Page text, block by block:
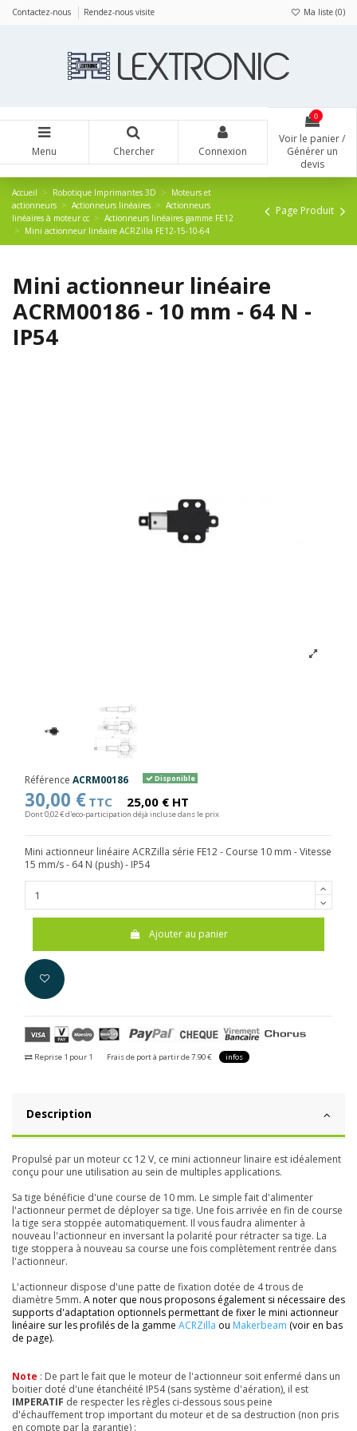
Contactez-nous Rendez-nous visite Ma liste (0)
Menu Chercher Connexion
0
Voir le panier /
Générer un
devis
Accueil Robotique Imprimantes 3D
Moteurs et
actionneurs
Actionneurs linéaires
Actionneurs
linéaires à moteur cc
Actionneurs linéaires gamme FE12
Mini actionneur linéaire ACRZilla FE12-15-10-64
Page Produit
Mini actionneur linéaire
ACRM00186 - 10 mm - 64 N -
IP54
Référence ACRM00186 Disponible
30,00 € TTC 25,00 € HT
Dont 0,02 € d'eco-participation déjà incluse dans le prix
Mini actionneur linéaire ACRZilla série FE12 - Course 10 mm - Vitesse
15 mm/s - 64 N (push) - IP54
Ajouter au panier
Reprise 1 pour 1 Frais de port à partir de 7.90 € infos
Description
Propulsé par un moteur cc 12 V, ce mini actionneur linaire est idéalement
conçu pour une utilisation au sein de multiples applications.
Sa tige bénéficie d'une course de 10 mm. Le simple fait d'alimenter
l'actionneur permet de déployer sa tige. Une fois arrivée en fin de course
la tige sera stoppée automatiquement. Il vous faudra alimenter à
nouveau l'actionneur en inversant la polarité pour rétracter sa tige. La
tige stoppera à nouveau sa course une fois complètement rentrée dans
l'actionneur.
L'actionneur dispose d'une patte de fixation dotée de 4 trous de
diamètre 5mm. A noter que nous proposons également si nécessaire des
supports d'adaptation optionnels permettant de fixer le mini actionneur
linéaire sur les profilés de la gamme ACRZilla ou Makerbeam (voir en bas
de page).
Note : De part le fait que le moteur de l'actionneur soit enfermé dans un
boitier doté d'une étanchéité IP54 (sans système d'aération), il est
IMPERATIF de respecter les règles ci-dessous sous peine
d'échauffement trop important du moteur et de sa destruction (non pris
en compte par la garantie) :
Panneau de gestion des cookies